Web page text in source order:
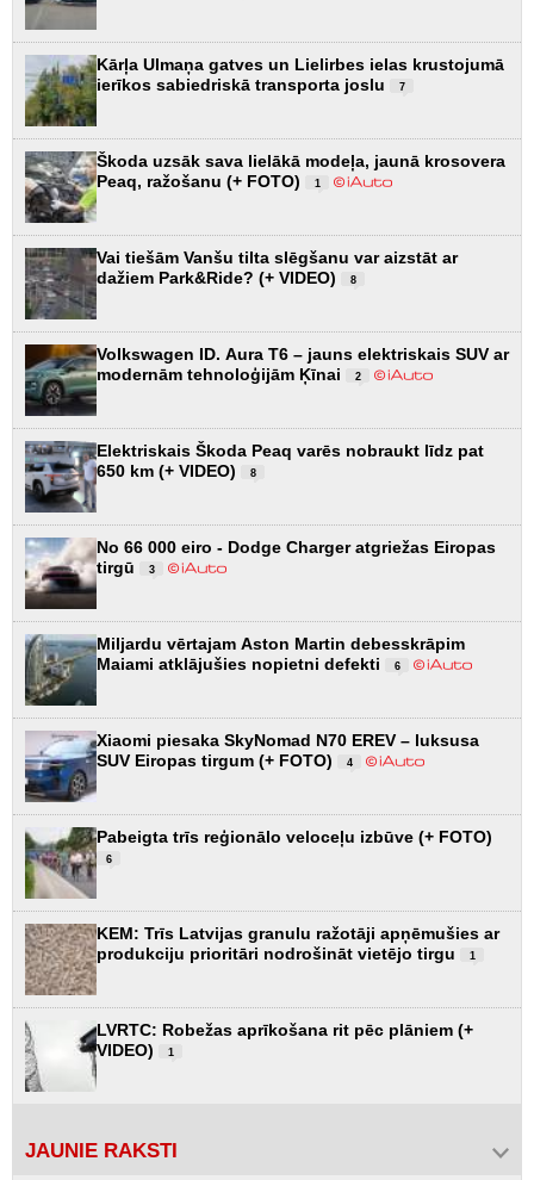
Kārļa Ulmaņa gatves un Lielirbes ielas krustojumā
ierīkos sabiedriskā transporta joslu
7
Škoda uzsāk sava lielākā modeļa, jaunā krosovera
Peaq, ražošanu (+ FOTO)
1
Vai tiešām Vanšu tilta slēgšanu var aizstāt ar
dažiem Park&Ride? (+ VIDEO)
8
Volkswagen ID. Aura T6 – jauns elektriskais SUV ar
modernām tehnoloģijām Ķīnai
2
Elektriskais Škoda Peaq varēs nobraukt līdz pat
650 km (+ VIDEO)
8
No 66 000 eiro - Dodge Charger atgriežas Eiropas
tirgū
3
Miljardu vērtajam Aston Martin debesskrāpim
Maiami atklājušies nopietni defekti
6
Xiaomi piesaka SkyNomad N70 EREV – luksusa
SUV Eiropas tirgum (+ FOTO)
4
Pabeigta trīs reģionālo veloceļu izbūve (+ FOTO)
6
KEM: Trīs Latvijas granulu ražotāji apņēmušies ar
produkciju prioritāri nodrošināt vietējo tirgu
1
LVRTC: Robežas aprīkošana rit pēc plāniem (+
VIDEO)
1
JAUNIE RAKSTI